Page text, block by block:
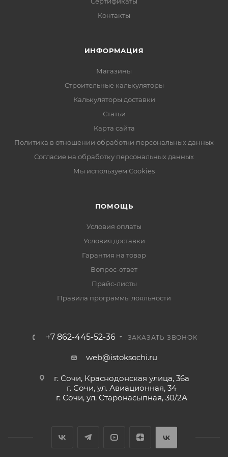
Контакты
ИНФОРМАЦИЯ
Магазины
Строительные калькуляторы
Калькуляторы доставки
Статьи
Карта сайта
Политика в отношении обработки персональных данных
Согласие на обработку персональных данных
Мы используем Cookies
ПОМОЩЬ
Условия оплаты
Условия доставки
Гарантия на товар
Вопрос-ответ
Прайс-листы
Правила программы лояльности
+7 862-445-52-36 ЗАКАЗАТЬ ЗВОНОК
web@istoksochi.ru
г. Сочи, Краснодонская улица, 36а
г. Сочи, ул. Авиационная, 34
г. Сочи, ул. Старонасыпная, 30/2А